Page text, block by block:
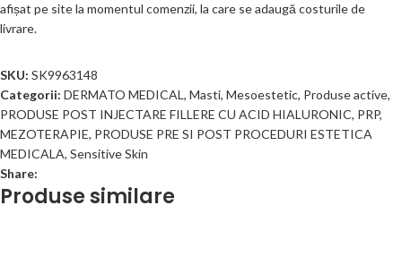
afișat pe site la momentul comenzii, la care se adaugă costurile de
livrare.
SKU: SK9963148
Categorii: DERMATO MEDICAL , Masti, Mesoestetic, Produse active,
PRODUSE POST INJECTARE FILLERE CU ACID HIALURONIC, PRP,
MEZOTERAPIE, PRODUSE PRE SI POST PROCEDURI ESTETICA
MEDICALA, Sensitive Skin
Share:
Produse similare